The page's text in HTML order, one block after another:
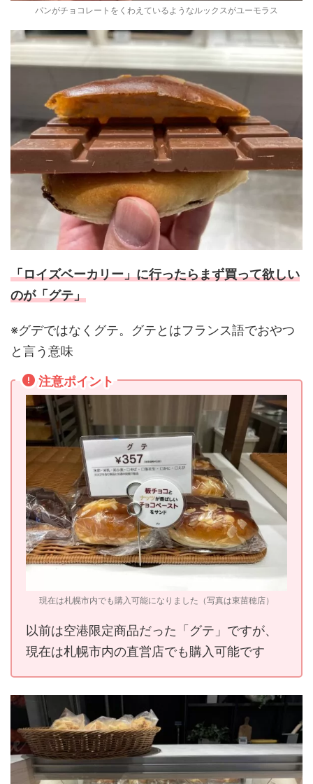
パンがチョコレートをくわえているようなルックスがユーモラス
「ロイズベーカリー」に行ったらまず買って欲しい
のが「グテ」
※グデではなくグテ。グテとはフランス語でおやつ
と言う意味
注意ポイント
現在は札幌市内でも購入可能になりました（写真は東苗穂店）
以前は空港限定商品だった「グテ」ですが、
現在は札幌市内の直営店でも購入可能です